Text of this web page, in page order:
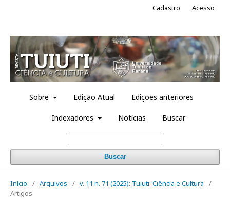
Sobre Edição Atual Edições anteriores
Indexadores Notícias Buscar
Buscar
Cadastro Acesso
Início / Arquivos / v. 11 n. 71 (2025): Tuiuti: Ciência e Cultura
/
Artigos